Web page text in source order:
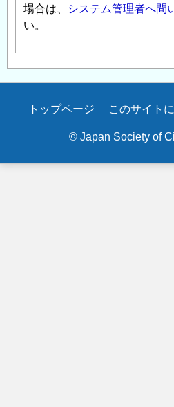
場合は、
システム管理者へ問
い。
Secondary
トップページ このサイト
© Japan Society of